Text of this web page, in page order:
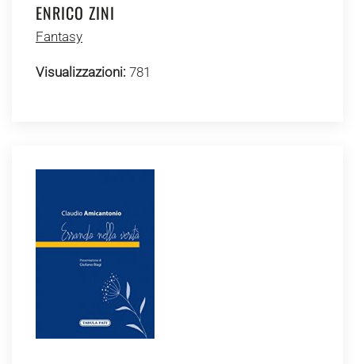
ENRICO ZINI
Fantasy
Visualizzazioni: 781